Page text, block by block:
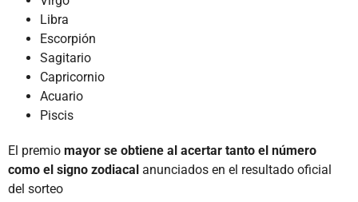
Libra
Escorpión
Sagitario
Capricornio
Acuario
Piscis
El premio mayor se obtiene al acertar tanto el número
como el signo zodiacal anunciados en el resultado oficial
del sorteo